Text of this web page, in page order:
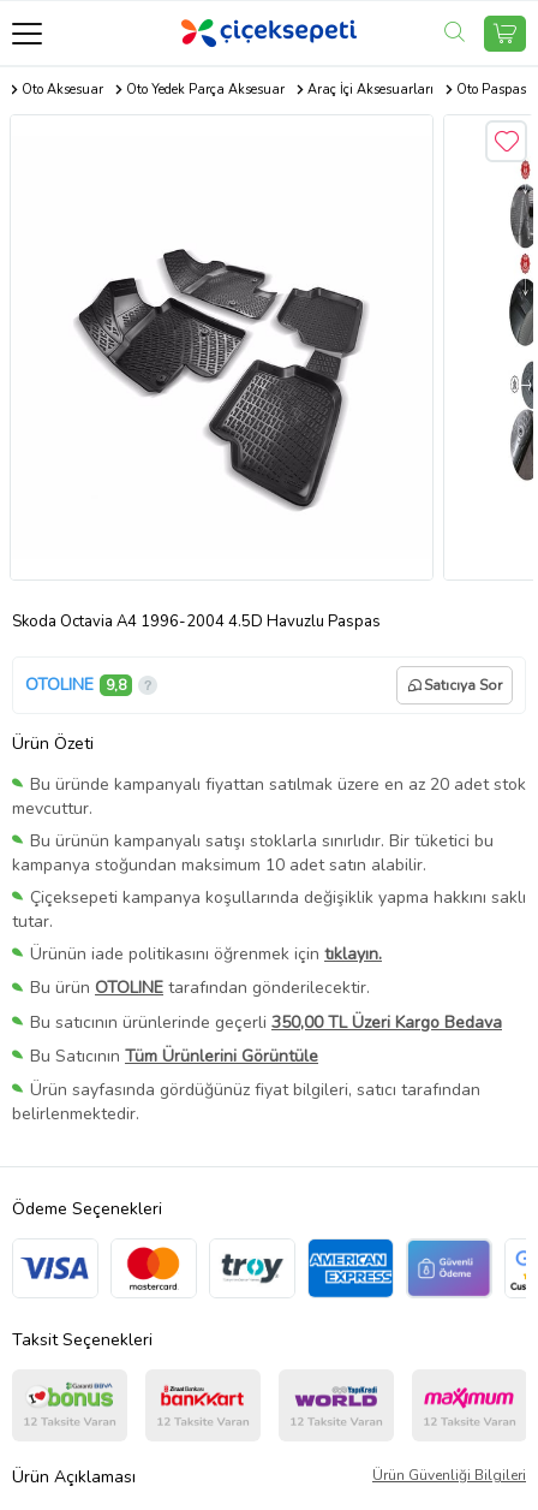
Oto Aksesuar Oto Yedek Parça Aksesuar Araç İçi Aksesuarları Oto Paspas
Skoda Octavia A4 1996-2004 4.5D Havuzlu Paspas
OTOLINE 9,8 Satıcıya Sor
Ürün Özeti
Bu üründe kampanyalı fiyattan satılmak üzere en az 20 adet stok
mevcuttur.
Bu ürünün kampanyalı satışı stoklarla sınırlıdır. Bir tüketici bu
kampanya stoğundan maksimum 10 adet satın alabilir.
Çiçeksepeti kampanya koşullarında değişiklik yapma hakkını saklı
tutar.
Ürünün iade politikasını öğrenmek için tıklayın.
Bu ürün OTOLINE tarafından gönderilecektir.
Bu satıcının ürünlerinde geçerli 350,00 TL Üzeri Kargo Bedava
Bu Satıcının Tüm Ürünlerini Görüntüle
Ürün sayfasında gördüğünüz fiyat bilgileri, satıcı tarafından
belirlenmektedir.
Ödeme Seçenekleri
Taksit Seçenekleri
Ürün Açıklaması Ürün Güvenliği Bilgileri